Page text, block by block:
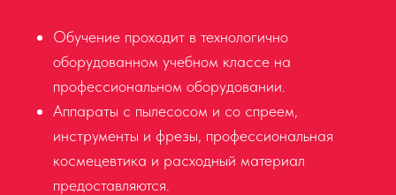
Обучение проходит в технологично
оборудованном учебном классе на
профессиональном оборудовании.
Аппараты с пылесосом и со спреем,
инструменты и фрезы, профессиональная
космецевтика и расходный материал
предоставляются.